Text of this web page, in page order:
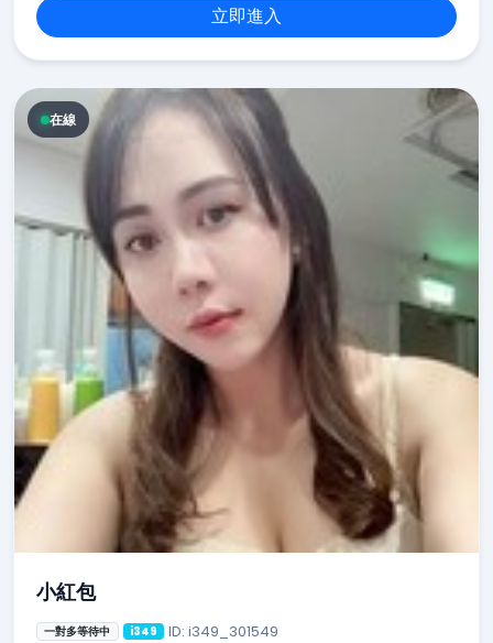
立即進入
在線
小紅包
一對多等待中 i349 ID: i349_301549